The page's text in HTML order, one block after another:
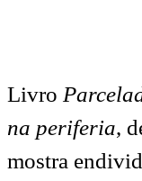
Livro
na periferia,
mostra